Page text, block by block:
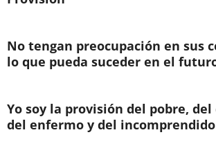
No tengan preocupación en sus
lo que pueda suceder en el
Yo soy la provisión del pobre, del
del enfermo y del incomprendido